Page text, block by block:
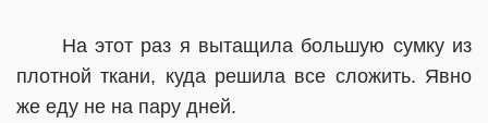
На этот раз я вытащила большую сумку из
плотной ткани, куда решила все сложить. Явно
же еду не на пару дней.